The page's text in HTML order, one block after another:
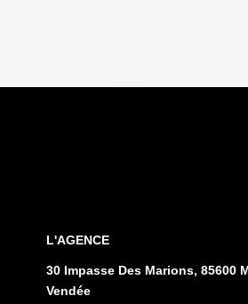
L'AGENCE
30 Impasse Des Marions, 85600
Vendée